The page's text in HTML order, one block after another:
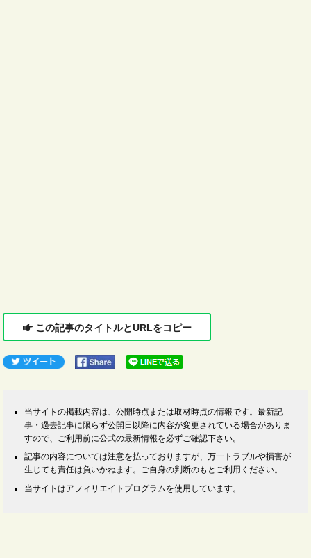
この記事のタイトルとURLをコピー
当サイトの掲載内容は、公開時点または取材時点の情報です。最新記
事・過去記事に限らず公開日以降に内容が変更されている場合がありま
すので、ご利用前に公式の最新情報を必ずご確認下さい。
記事の内容については注意を払っておりますが、万一トラブルや損害が
生じても責任は負いかねます。ご自身の判断のもとご利用ください。
当サイトはアフィリエイトプログラムを使用しています。